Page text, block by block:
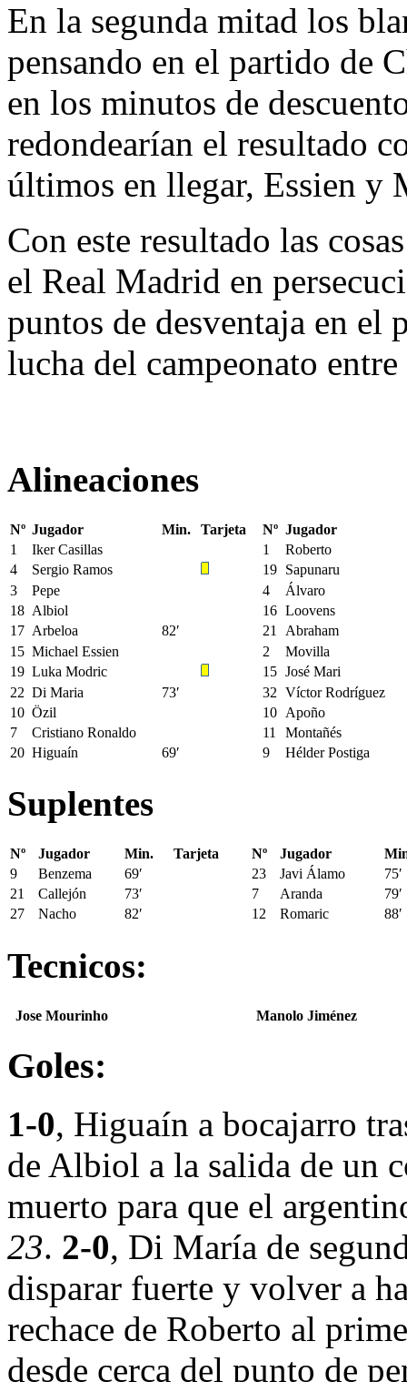
En la segunda mitad los
pensando en el partido de
en los minutos de
redondearían el resultado
últimos en llegar, Essien y
Con este resultado las
el Real Madrid en
puntos de desventaja en el
lucha del campeonato
Alineaciones
Nº Jugador Min. Tarjeta Nº Jugador
1
Iker Casillas 1
Roberto
4
Sergio Ramos 19 Sapunaru
3
Pepe 4
Álvaro
18 Albiol 16 Loovens
17 Arbeloa 82′ 21
Abraham
15 Michael Essien 2
Movilla
19 Luka Modric 15 José Mari
22 Di Maria 73′ 32 Víctor Rodríguez
10 Özil 10 Apoño
7
Cristiano Ronaldo 11
Montañés
20 Higuaín 69′ 9 Hélder Postiga
Suplentes
Nº Jugador Min. Tarjeta Nº Jugador
9
Benzema 69′ 23 Javi Álamo
75′
21
Callejón 73′ 7 Aranda
79′
27
Nacho 82′ 12 Romaric 88′
Tecnicos:
Jose Mourinho Manolo Jiménez
Goles:
1-0, Higuaín a bocajarro
de Albiol a la salida de un
muerto para que el
23. 2-0, Di María de
disparar fuerte y volver a
rechace de Roberto al
desde cerca del punto de